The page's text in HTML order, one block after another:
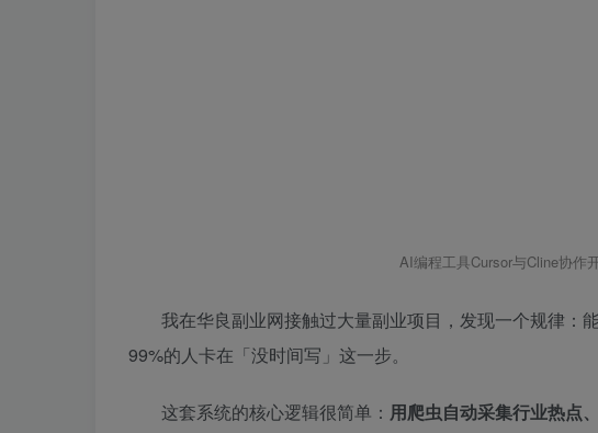
AI编程工具Cursor与Cline协作
我在华良副业网接触过大量副业项目，发现一个规律：
99%的人卡在「没时间写」这一步。
这套系统的核心逻辑很简单： 用爬虫自动采集行业热点